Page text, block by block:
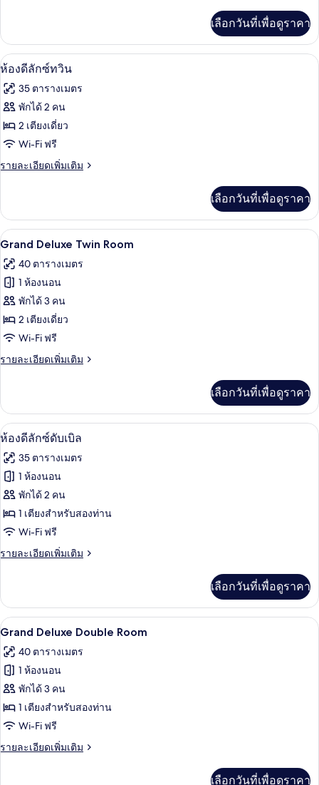
เรีย
ทวิน
เกี่ยว
กับ
ห้อง
พี
เรีย
น
เลือกวันที่เพื่อดูราคา
เปิด
ภาพถ่าย
ทั้งหมด
ของ
ห้อง
ดี
ซ์
ทวิน
ห้องดีลักซ์ทวิน | เครื่องนอนระดับพรีเ
8
ห้องดีลักซ์ทวิน
35 ตารางเมตร
พักได้ 2 คน
2 เตียงเดี่ยว
Wi-Fi ฟรี
รายละเอียดเพิ่มเติม
ราย
เกี่ยว
กับ
ห้อง
ลัก
ซ์
น
เลือกวันที่เพื่อดูราคา
เปิด
ภาพถ่าย
ทั้งหมด
ของ
Grand
Deluxe
Room
เครื่องนอนระดับพรีเมียม, ผ้านวมขนเ
6
Grand Deluxe Twin Room
40 ตารางเมตร
1 ห้องนอน
พักได้ 3 คน
2 เตียงเดี่ยว
Wi-Fi ฟรี
รายละเอียดเพิ่มเติม
ราย
เกี่ยว
กับ
Grand
Twin
Room
เลือกวันที่เพื่อดูราคา
เปิด
ภาพถ่าย
ทั้งหมด
ของ
ห้อง
ดี
ลัก
ดับเบิล
ห้องดีลักซ์ดับเบิล | เครื่องนอนระดับพ
12
ห้องดีลักซ์ดับเบิล
35 ตารางเมตร
1 ห้องนอน
พักได้ 2 คน
1 เตียงสำหรับสองท่าน
Wi-Fi ฟรี
รายละเอียดเพิ่มเติม
ราย
เกี่ยว
กับ
ห้อง
ลัก
ซ์
เลือกวันที่เพื่อดูราคา
เปิด
ภาพถ่าย
ทั้งหมด
ของ
Grand
Deluxe
Double
Room
Grand Deluxe Double Room | เครื่
9
Grand Deluxe Double Room
40 ตารางเมตร
1 ห้องนอน
พักได้ 3 คน
1 เตียงสำหรับสองท่าน
Wi-Fi ฟรี
รายละเอียดเพิ่มเติม
ราย
เลือกวันที่เพื่อดูราคา